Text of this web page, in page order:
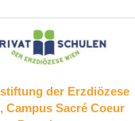
Suchthilfe